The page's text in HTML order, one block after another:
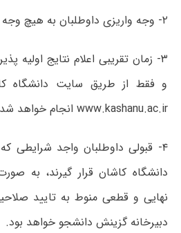
۲- وجه واریزی داوطلبان به هیچ وجه مسترد نمی گردد.
و فقط از طریق سایت دانشگاه
www.kashanu.ac.ir انجام خواهد
۴- قبولی داوطلبان واجد شرایطی
دانشگاه کاشان قرار گیرند، به
نهایی و قطعی منوط به تایید
دبیرخانه گزینش دانشجو خواهد بود.